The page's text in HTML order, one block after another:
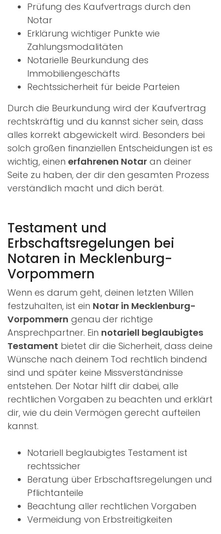
Prüfung des Kaufvertrags durch den
Notar
Erklärung wichtiger Punkte wie
Zahlungsmodalitäten
Notarielle Beurkundung des
Immobiliengeschäfts
Rechtssicherheit für beide Parteien
Durch die Beurkundung wird der Kaufvertrag
rechtskräftig und du kannst sicher sein, dass
alles korrekt abgewickelt wird. Besonders bei
solch großen finanziellen Entscheidungen ist es
wichtig, einen erfahrenen Notar an deiner
Seite zu haben, der dir den gesamten Prozess
verständlich macht und dich berät.
Testament und
Erbschaftsregelungen bei
Notaren in Mecklenburg-
Vorpommern
Wenn es darum geht, deinen letzten Willen
festzuhalten, ist ein Notar in Mecklenburg-
Vorpommern genau der richtige
Ansprechpartner. Ein notariell beglaubigtes
Testament bietet dir die Sicherheit, dass deine
Wünsche nach deinem Tod rechtlich bindend
sind und später keine Missverständnisse
entstehen. Der Notar hilft dir dabei, alle
rechtlichen Vorgaben zu beachten und erklärt
dir, wie du dein Vermögen gerecht aufteilen
kannst.
Notariell beglaubigtes Testament ist
rechtssicher
Beratung über Erbschaftsregelungen und
Pflichtanteile
Beachtung aller rechtlichen Vorgaben
Vermeidung von Erbstreitigkeiten